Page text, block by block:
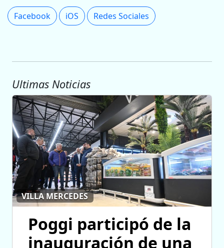
Facebook iOS Redes Sociales
Ultimas Noticias
VILLA MERCEDES
Poggi participó de la
inauguración de una